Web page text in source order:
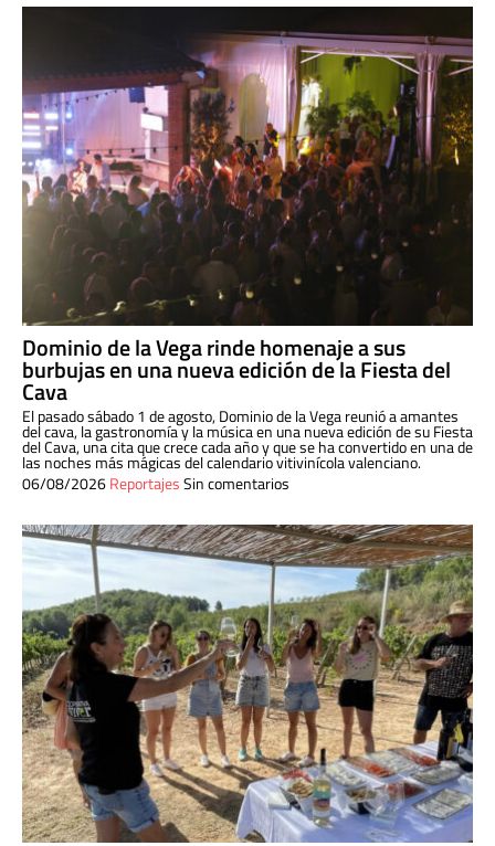
Dominio de la Vega rinde homenaje a sus
burbujas en una nueva edición de la Fiesta del
Cava
El pasado sábado 1 de agosto, Dominio de la Vega reunió a amantes
del cava, la gastronomía y la música en una nueva edición de su Fiesta
del Cava, una cita que crece cada año y que se ha convertido en una de
las noches más mágicas del calendario vitivinícola valenciano.
06/08/2026ReportajesSin comentarios